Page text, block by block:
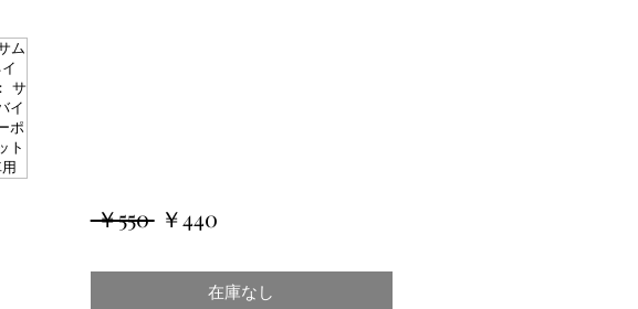
￥550 通￥440セ
ル
在庫なし